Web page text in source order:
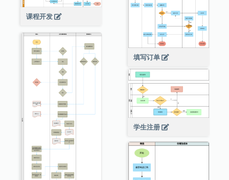
课程开发
填写订单
学生注册